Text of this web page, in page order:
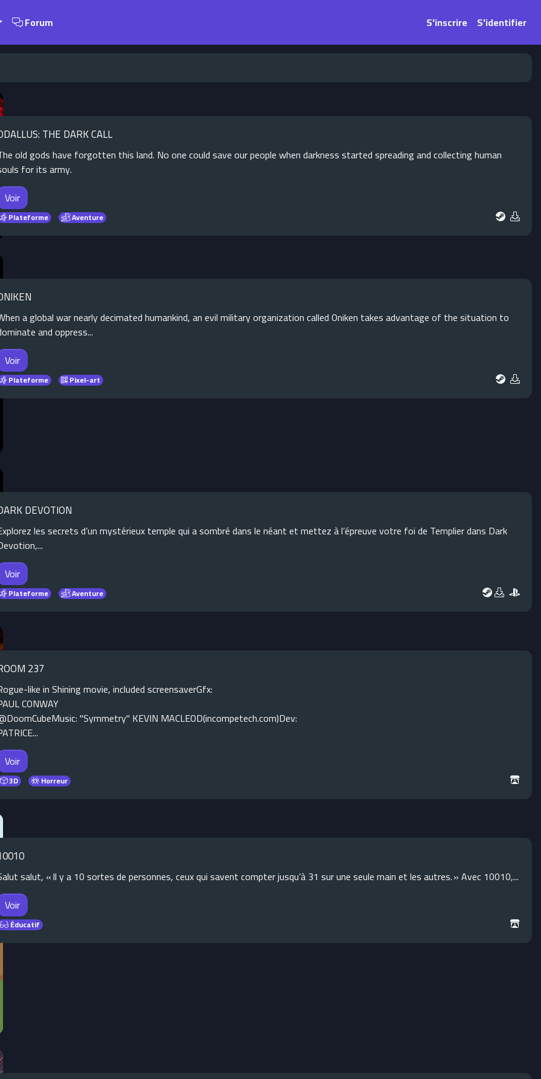
Forum S'inscrire S'identifier
THE DARK CALL
old gods have forgotten this land. No one could save our people when darkness started spreading and collecting human
for its army.
Voir
Plateforme Aventure
a global war nearly decimated humankind, an evil military organization called Oniken takes advantage of the situation to
and oppress...
Voir
Plateforme Pixel-art
DEVOTION
les secrets d’un mystérieux temple qui a sombré dans le néant et mettez à l’épreuve votre foi de Templier dans Dark
Voir
Plateforme Aventure
237
like in Shining movie, included screensaverGfx:
CONWAY
"Symmetry" KEVIN MACLEOD(incompetech.com)Dev:
Voir
3D Horreur
salut, « Il y a 10 sortes de personnes, ceux qui savent compter jusqu’à 31 sur une seule main et les autres. » Avec 10010,...
Voir
Éducatif